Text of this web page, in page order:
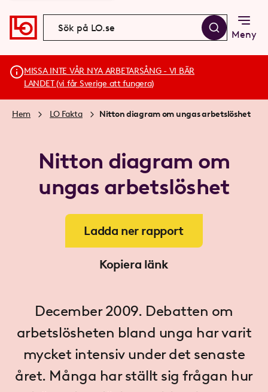
Meny
MISSA INTE VÅR NYA ARBETARSÅNG - VI BÄR
LANDET (vi får Sverige att fungera)
Hem LO Fakta Nitton diagram om ungas arbetslöshet
Nitton diagram om
ungas arbetslöshet
Ladda ner rapport
Kopiera länk
December 2009. Debatten om
arbetslösheten bland unga har varit
mycket intensiv under det senaste
året. Många har ställt sig frågan hur